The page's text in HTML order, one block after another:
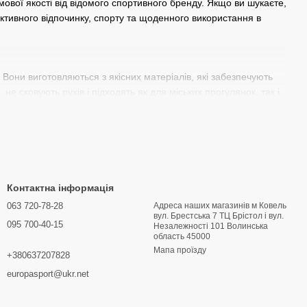
якості від відомого спортивного бренду. Якщо ви шукаєте,
відпочинку, спорту та щоденного використання в
виготовляються з якісних матеріалів, які забезпечують
сіткою та стилістикою. Лаконічні спортивні моделі
оригінальність і преміальну якість аксесуара.
Зручна навігація каталогу дозволяє швидко обрати
аксесуар, який прослужить не один сезон.
Контактна інформація
063 720-78-28
095 700-40-15
+380637207828
europasport@ukr.net
Адреса наших магазинів м Ковель
вул. Брестська 7 ТЦ Брістол і вул.
Hезалежності 101 Волинська
область 45000
Мапа проїзду